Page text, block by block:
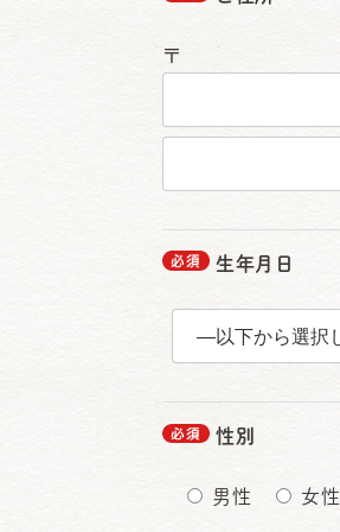
〒
生年月日
性別
男性 女性